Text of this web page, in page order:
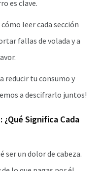
es clave.
leer cada sección
fallas de volada y a
reducir tu consumo y
a descifrarlo juntos!
¿Qué Significa Cada
ser un dolor de cabeza.